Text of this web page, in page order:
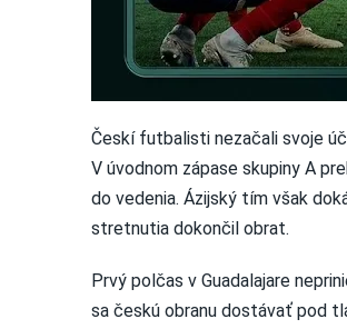
Českí futbalisti nezačali svoje
V úvodnom zápase skupiny A
do vedenia. Ázijský tím však
stretnutia dokončil obrat.
Prvý polčas v Guadalajare
sa českú obranu dostávať pod